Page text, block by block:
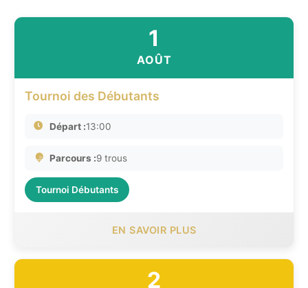
1
AOÛT
Tournoi des Débutants
Départ :13:00
Parcours :9 trous
Tournoi Débutants
EN SAVOIR PLUS
2